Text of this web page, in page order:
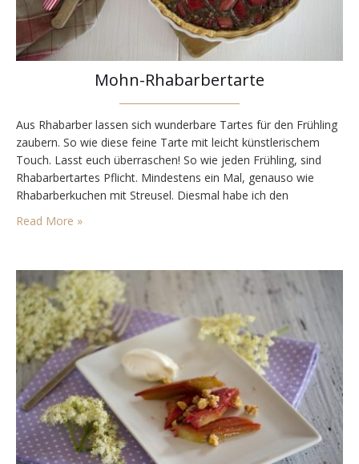
Mohn-Rhabarbertarte
Aus Rhabarber lassen sich wunderbare Tartes für den Frühling
zaubern. So wie diese feine Tarte mit leicht künstlerischem
Touch. Lasst euch überraschen! So wie jeden Frühling, sind
Rhabarbertartes Pflicht. Mindestens ein Mal, genauso wie
Rhabarberkuchen mit Streusel. Diesmal habe ich den
auf die Tarte kommt, mit ein wenig Mandel und…
Read More »